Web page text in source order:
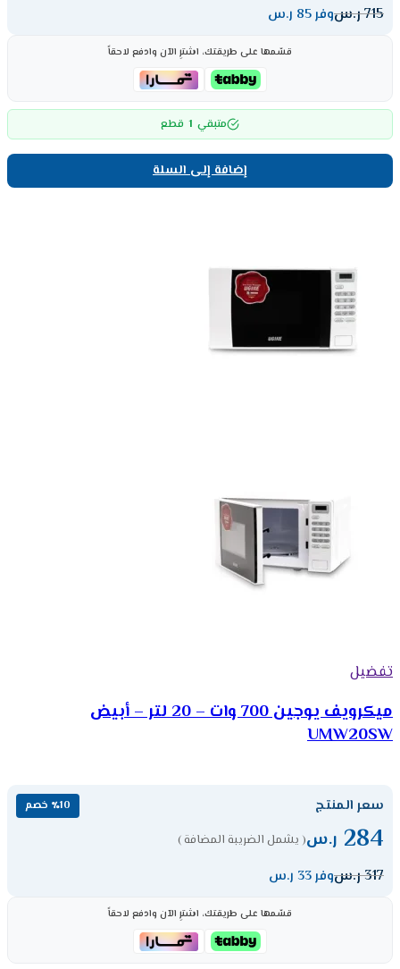
715ر.سوفر 85 ر.س
قسّمها على طريقتك، اشترِ الآن وادفع لاحقاً
متبقي 1 قطع
إضافة إلى السلة
تفضيل
ميكرويف يوجين 700 وات – 20 لتر – أبيض
UMW20SW
سعر المنتج ٪10 خصم
284 ر.س( يشمل الضريبة المضافة )
317ر.سوفر 33 ر.س
قسّمها على طريقتك، اشترِ الآن وادفع لاحقاً